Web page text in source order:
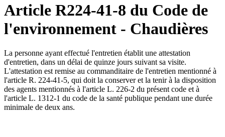
Article R224-41-8 du Code de
l'environnement - Chaudières
La personne ayant effectué l'entretien établit une attestation
d'entretien, dans un délai de quinze jours suivant sa visite.
L'attestation est remise au commanditaire de l'entretien mentionné à
l'article R. 224-41-5, qui doit la conserver et la tenir à la disposition
des agents mentionnés à l'article L. 226-2 du présent code et à
l'article L. 1312-1 du code de la santé publique pendant une durée
minimale de deux ans.